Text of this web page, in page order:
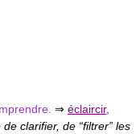
⇒ éclaircir,
clarifier, de “filtrer” les